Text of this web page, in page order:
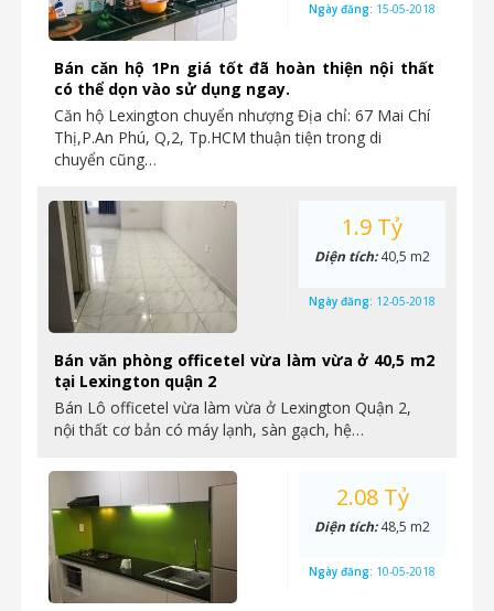
Bán căn hộ 1Pn giá tốt đã hoàn thiện nội thất
có thể dọn vào sử dụng ngay.
Căn hộ Lexington chuyển nhượng Địa chỉ: 67 Mai Chí
Thị,P.An Phú, Q,2, Tp.HCM thuận tiện trong di
chuyển cũng…
Ngày đăng: 15-05-2018
Bán văn phòng officetel vừa làm vừa ở 40,5 m2
tại Lexington quận 2
Bán Lô officetel vừa làm vừa ở Lexington Quận 2,
nội thất cơ bản có máy lạnh, sàn gạch, hệ…
1.9 Tỷ
Diện tích:40,5 m2
Ngày đăng: 12-05-2018
2.08 Tỷ
Diện tích:48,5 m2
Ngày đăng: 10-05-2018